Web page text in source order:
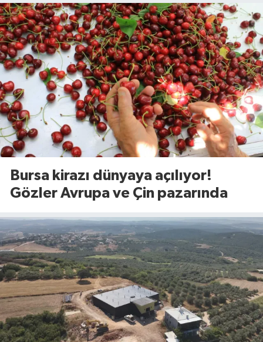
Bursa kirazı dünyaya açılıyor!
Gözler Avrupa ve Çin pazarında